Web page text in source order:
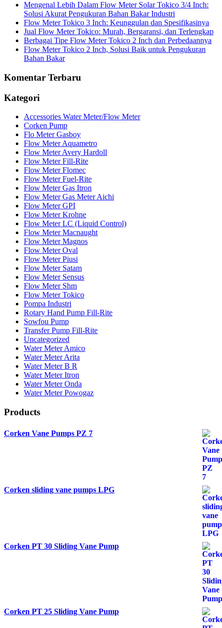
Mengenal Lebih Dalam Flow Meter Solar Tokico 3/4 Inch:
Solusi Akurat Pengukuran Bahan Bakar Industri
Flow Meter Tokico 3 Inch: Keunggulan dan Spesifikasinya
Jual Flow Meter Tokico: Murah, Bergaransi, dan Terlengkap
Berbagai Tipe Flow Meter Tokico 2 Inch dan Perbedaannya
Flow Meter Tokico 2 Inch, Solusi Baik untuk Pengukuran
Bahan Bakar
Komentar Terbaru
Kategori
Accessories Water Meter/Flow Meter
Corken Pump
Flo Meter Gasboy
Flow Meter Aquametro
Flow Meter Avery Hardoll
Flow Meter Fill-Rite
Flow Meter Flomec
Flow Meter Fuel-Rite
Flow Meter Gas Itron
Flow Meter Gas Meter Aichi
Flow Meter GPI
Flow Meter Krohne
Flow Meter LC (Liquid Control)
Flow Meter Macnaught
Flow Meter Magnos
Flow Meter Oval
Flow Meter Piusi
Flow Meter Satam
Flow Meter Sensus
Flow Meter Shm
Flow Meter Tokico
Pompa Industri
Rotary Hand Pump Fill-Rite
Sowfou Pump
Transfer Pump Fill-Rite
Uncategorized
Water Meter Amico
Water Meter Arita
Water Meter B R
Water Meter Itron
Water Meter Onda
Water Meter Powogaz
Products
Corken Vane Pumps PZ 7
Corken sliding vane pumps LPG
Corken PT 30 Sliding Vane Pump
Corken PT 25 Sliding Vane Pump